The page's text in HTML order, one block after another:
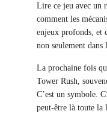
Lire ce jeu avec un
comment les
enjeux profonds, et
non seulement dans
La prochaine fois
Tower Rush,
C’est un symbole.
peut-être là toute la